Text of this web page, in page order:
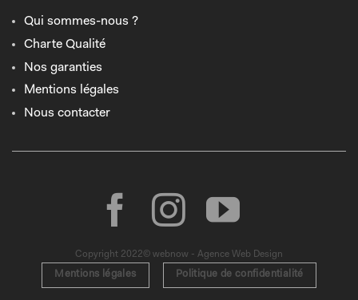
Qui sommes-nous ?
Charte Qualité
Nos garanties
Mentions légales
Nous contacter
Copyright 2022© webnow - Agence Web Design
Mentions légales Politique de confidentialité